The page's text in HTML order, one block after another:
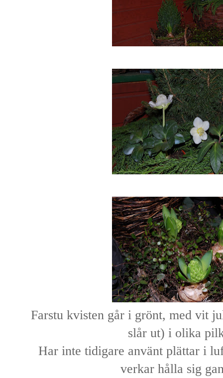
Farstu kvisten går i grönt, med vit
slår ut) i olika
Har inte tidigare använt plättar i
verkar hålla sig